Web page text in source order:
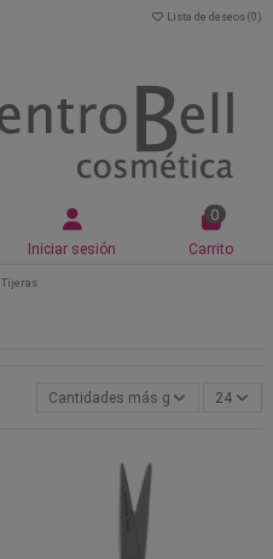
Lista de deseos (0 )
Iniciar sesión
0
Carrito
Tijeras
Cantidades más grandes primero
24